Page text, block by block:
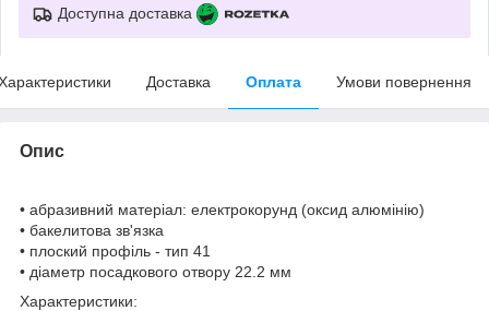
Доступна доставка
Доставка Оплата Умови повернення
Опис
• абразивний матеріал: електрокорунд (оксид алюмінію)
• бакелитова зв'язка
• плоский профіль - тип 41
• діаметр посадкового отвору 22.2 мм
Характеристики: